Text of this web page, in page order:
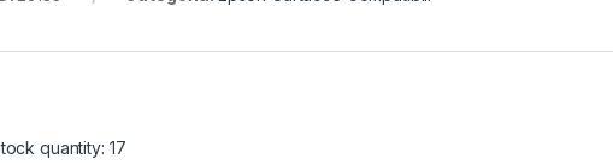
quantity: 17